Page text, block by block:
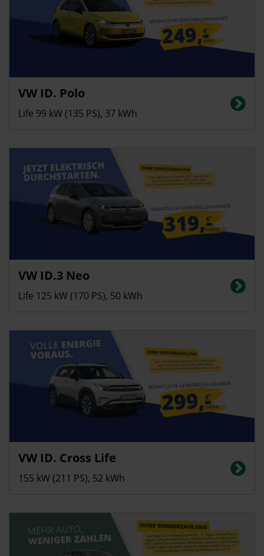
Energieverbrauch in kWh/100 km (kombiniert): 13,6 | CO2-Emissionen
(kombiniert): 0 g/km | CO2-Klasse: A
VW ID. Polo
Life 99 kW (135 PS), 37 kWh
Energieverbrauch in kWh/100 km (kombiniert): 14,0; CO2-Emissionen
(kombiniert): 0 g/km; CO2-Klasse: A
VW ID.3 Neo
Life 125 kW (170 PS), 50 kWh
Energieverbrauch in kWh/100 km (kombiniert): 14,4 | CO2-Emissionen
(kombiniert): 0 g/km | CO2-Klasse: A
VW ID. Cross Life
155 kW (211 PS), 52 kWh